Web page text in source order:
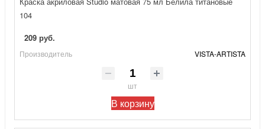
104
209 руб.
Производитель VISTA-ARTISTA
шт
В корзину